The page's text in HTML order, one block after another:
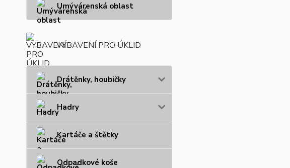
Umývárenská oblast
VYBAVENÍ PRO ÚKLID
Drátěnky, houbičky
Hadry
Kartáče a štětky
Odpadkové koše